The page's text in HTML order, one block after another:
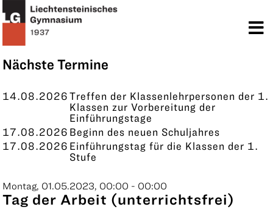
Nächste Termine
14.08.2026Treffen der Klassenlehrpersonen der 1.
Klassen zur Vorbereitung der
Einführungstage
17.08.2026 Beginn des neuen Schuljahres
17.08.2026 Einführungstag für die Klassen der 1.
Stufe
KONTAKT
Montag, 01.05.2023, 00:00 - 00:00
Tag der Arbeit (unterrichtsfrei)